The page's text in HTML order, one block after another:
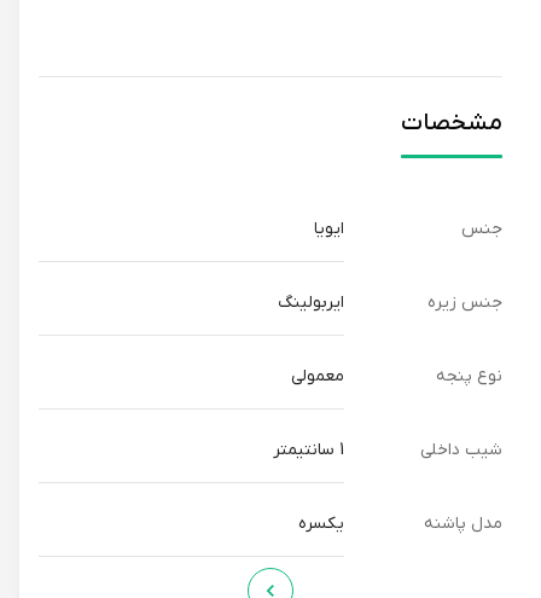
مشخصات
جنس
جنس زیره ایربولینگ
نوع پنجه معمولی
شیب داخلی
مدل پاشنه یکسره